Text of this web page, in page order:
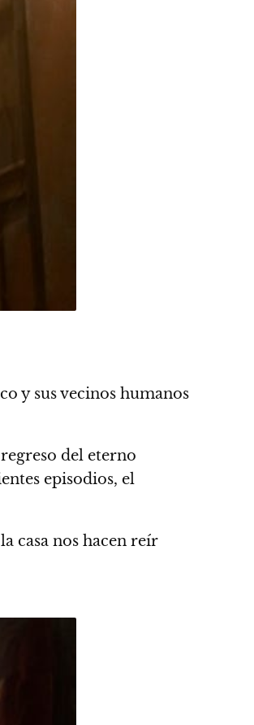
y sus vecinos humanos
del eterno
episodios, el
casa nos hacen reír